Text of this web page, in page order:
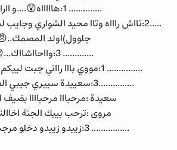
.............. 1:هاااااه😲....و اارااه...
.....2:تااش راااه وتاا محيد الشواري
جلوول)اولد
............. 3:وااحااشااك...😒
............... 1:مووي بااا رااني جبت لييكم الضيفاان....😃
...............3:سعييدة سييري جيبي الضيفاان....😊
سعيدة :مرحبااا مرحباااا بضيف
مروى :ترحب بييك الجنة
................ 3:زييدو زييدو دخلو مرجباا بييكم ....